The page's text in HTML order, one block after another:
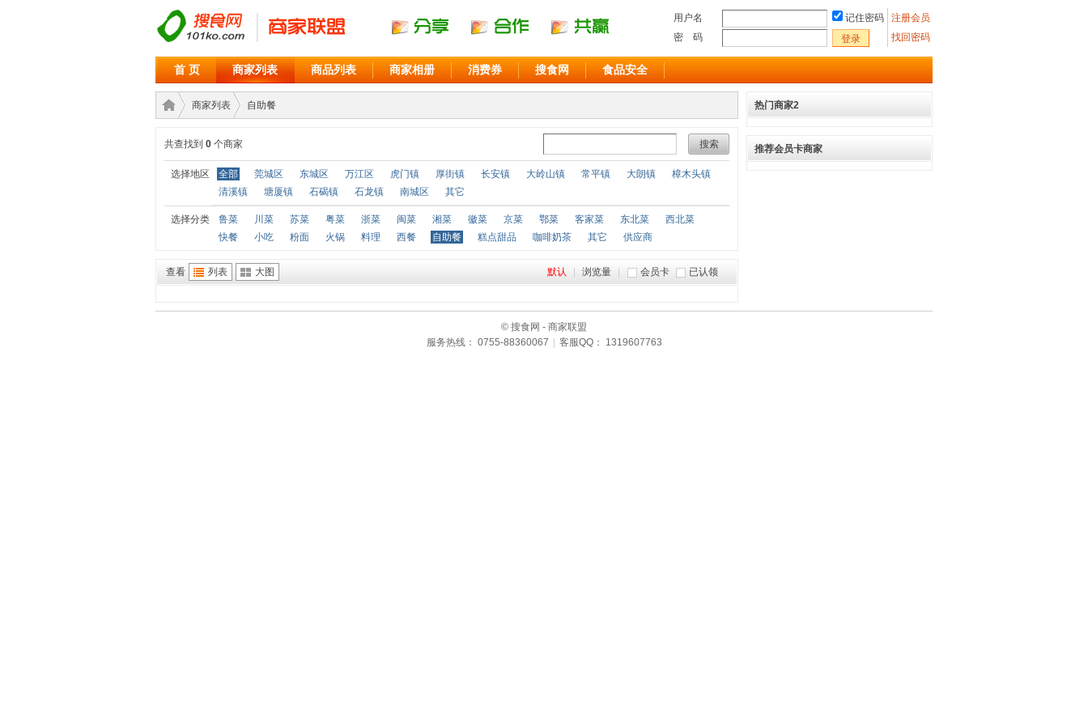
注册会员
找回密码
用户名
记住密码
密 码
登录
首 页 商家列表 商品列表 商家相册 消费券 搜食网 食品安全
商家›
商家列表
›
自助餐
搜索
共查找到 0 个商家
选择地区 全部 莞城区 东城区 万江区 虎门镇 厚街镇 长安镇 大岭山镇 常平镇 大朗镇
樟木头镇
清溪镇
塘厦镇 石碣镇 石龙镇 南城区 其它
选择分类 鲁菜 川菜 苏菜 粤菜 浙菜 闽菜 湘菜 徽菜 京菜 鄂菜 客家菜 东北菜
西北菜
快餐
小吃 粉面 火锅 料理 西餐 自助餐 糕点甜品 咖啡奶茶 其它 供应商
查看 列表 大图 会员卡 已认领
默认 浏览量
热门商家2
推荐会员卡商家
© 搜食网 - 商家联盟
服务热线： 0755-88360067
客服QQ： 1319607763